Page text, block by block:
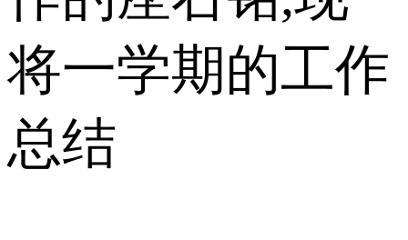
将一学期的工作
总结